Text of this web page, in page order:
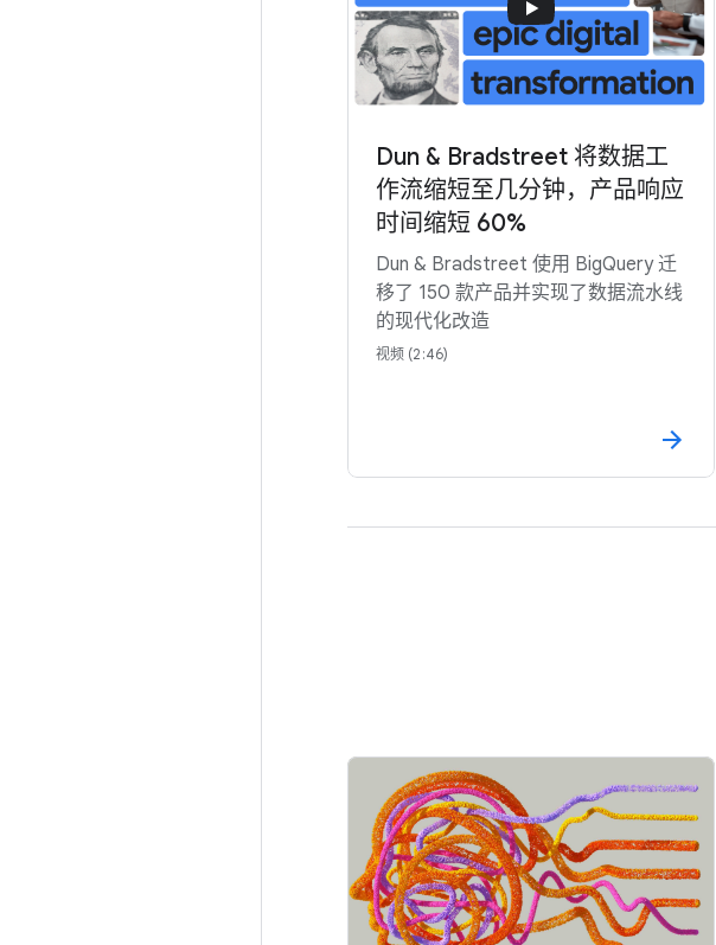
Dun & Bradstreet 将数据工
作流缩短至几分钟，产品响应
时间缩短 60%
Dun & Bradstreet 使用 BigQuery 迁
移了 150 款产品并实现了数据流水线
的现代化改造
视频 (2:46)